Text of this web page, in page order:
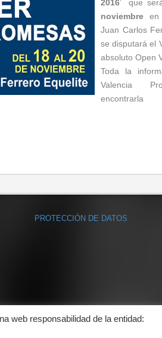
2016’ que
noviembre en
Juan Carlos
se disputará el
absoluto Open
Toda la
Valencia
PROTECCIÓN DE DATOS
web responsabilidad de la entidad: